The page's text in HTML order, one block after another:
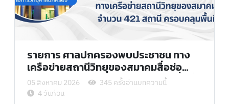
รายการ ศาลปกครองพบประชาชน ทาง
เครือข่ายสถานีวิทยุของสมาคมสื่อช่อ
สะอาด จำนวน 421 สถานี ครอบคลุมพื้นที่
76 จังหวัด
05 สิงหาคม 2026
345 ครั้งอ่านบทความนี้
4 วันก่อน